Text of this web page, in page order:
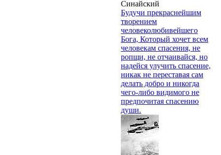
Синайский
Будучи прекраснейшим
творением
человеколюбивейшего
Бога, Который хочет всем
человекам спасения, не
ропщи, не отчаивайся, но
надейся улучить спасение,
никак не переставая сам
делать добро и никогда
чего-либо видимого не
предпочитая спасению
души.